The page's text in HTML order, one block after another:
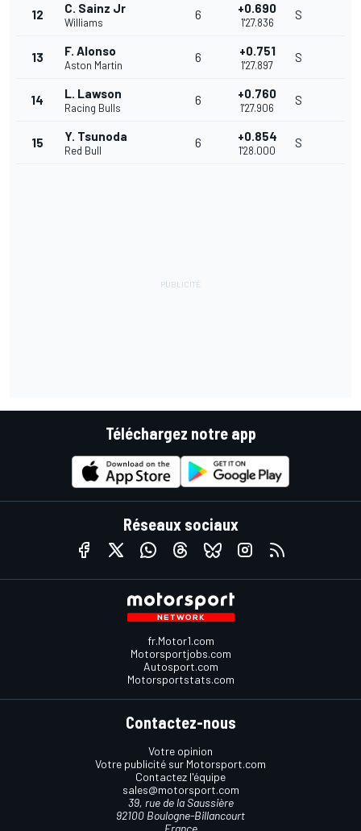
12 C. Sainz Jr
Williams
6 +0.690
1'27.836
S
13 F. Alonso
Aston Martin
6 +0.751
1'27.897
S
14 L. Lawson
Racing Bulls
6 +0.760
1'27.906
S
15 Y. Tsunoda
Red Bull
6 +0.854
1'28.000
S
Téléchargez notre app
Réseaux sociaux
fr.Motor1.com
Motorsportjobs.com
Autosport.com
Motorsportstats.com
Contactez-nous
Votre opinion
Votre publicité sur Motorsport.com
Contactez l'équipe
sales@motorsport.com
39, rue de la Saussière
92100 Boulogne-Billancourt
France